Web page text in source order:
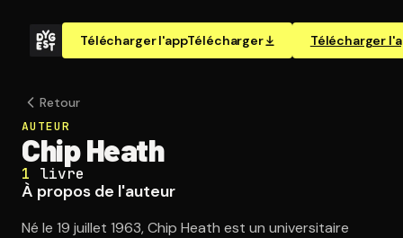
Télécharger l'appTélécharger Télécharger
Retour
AUTEUR
Chip Heath
1 livre
À propos de l'auteur
Né le 19 juillet 1963, Chip Heath est un universitaire